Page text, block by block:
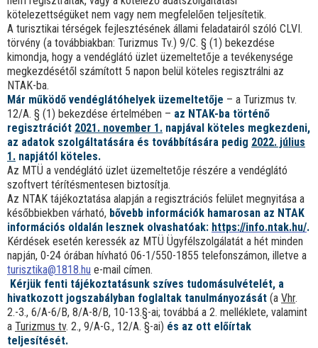
kötelezettségüket nem vagy nem megfelelően teljesítetik.
A turisztikai térségek fejlesztésének állami feladatairól szóló CLVI.
törvény (a továbbiakban: Turizmus Tv.) 9/C. § (1) bekezdése
kimondja, hogy a vendéglátó üzlet üzemeltetője a tevékenysége
megkezdésétől számított 5 napon belül köteles regisztrálni az
NTAK-ba.
Már működő vendéglátóhelyek üzemeltetője – a Turizmus tv.
12/A. § (1) bekezdése értelmében – az NTAK-ba történő
regisztrációt 2021. november 1. napjával köteles megkezdeni,
az adatok szolgáltatására és továbbítására pedig 2022. július
1. napjától köteles.
Az MTÜ a vendéglátó üzlet üzemeltetője részére a vendéglátó
szoftvert térítésmentesen biztosítja.
Az NTAK tájékoztatása alapján a regisztrációs felület megnyitása a
későbbiekben várható, bővebb információk hamarosan az NTAK
információs oldalán lesznek olvashatóak: https://info.ntak.hu/.
Kérdések esetén keressék az MTÜ Ügyfélszolgálatát a hét minden
napján, 0-24 órában hívható 06-1/550-1855 telefonszámon, illetve a
turisztika@1818.hu e-mail címen.
Kérjük fenti tájékoztatásunk szíves tudomásulvételét, a
hivatkozott jogszabályban foglaltak tanulmányozását (a Vhr.
2.-3., 6/A-6/B, 8/A-8/B, 10-13.§-ai; továbbá a 2. melléklete, valamint
a Turizmus tv. 2., 9/A-G., 12/A. §-ai) és az ott előírtak
teljesítését.